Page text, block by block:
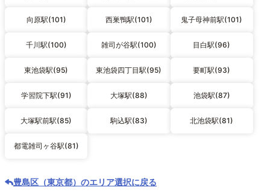
向原駅(101) 西巣鴨駅(101) 鬼子母神前駅(101)
千川駅(100) 雑司が谷駅(100) 目白駅(96)
東池袋駅(95) 東池袋四丁目駅(95) 要町駅(93)
学習院下駅(91) 大塚駅(88) 池袋駅(87)
大塚駅前駅(85) 駒込駅(83) 北池袋駅(81)
都電雑司ヶ谷駅(81)
豊島区（東京都）のエリア選択に戻る